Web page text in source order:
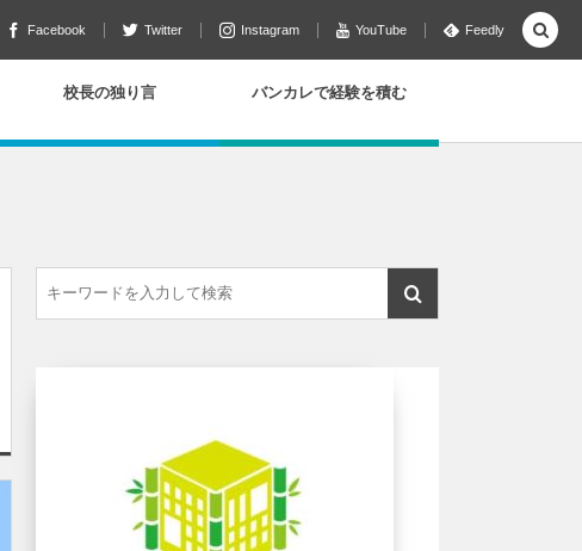
Facebook Twitter Instagram YouTube Feedly
校長の独り言 バンカレで経験を積む